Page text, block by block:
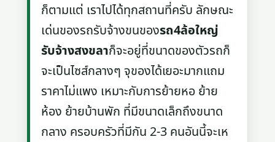
ก็ตามแต่ เราไปได้ทุกสถานที่ครับ ลักษณะ
เด่นของรถรับจ้างขนของรถ4ล้อใหญ่
รับจ้างสงขลาก็จะอยู่ที่ขนาดของตัวรถก็
จะเป็นไซส์กลางๆ จุของได้เยอะมากแถม
ราคาไม่แพง เหมาะกับการย้ายหอ ย้าย
ห้อง ย้ายบ้านพัก ที่มีขนาดเล็กถึงขนาด
กลาง ครอบครัวที่มีกัน 2-3 คนอันนี้จะเห